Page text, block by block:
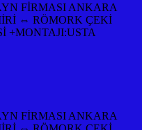
FİRMASI ANKARA
⇔ RÖMORK ÇEKİ
+MONTAJI:USTA
FİRMASI ANKARA